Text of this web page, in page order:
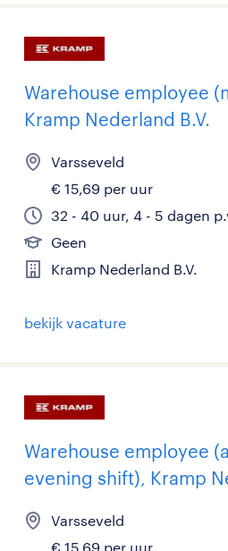
Warehouse employee
Kramp Nederland B.V.
Varsseveld
€ 15,69 per uur
32 - 40 uur, 4 - 5 dagen
Geen
Kramp Nederland B.V.
bekijk vacature
Warehouse employee
evening shift), Kramp
Varsseveld
€ 15,69 per uur